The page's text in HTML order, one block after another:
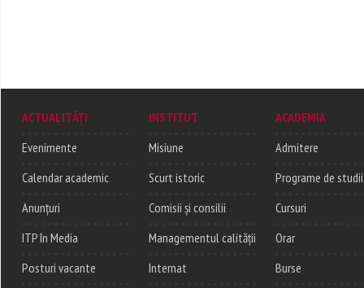
ACTUALITĂȚI
Evenimente
Calendar academic
Anunțuri
ITP în Media
Posturi vacante
INSTITUT
Misiune
Scurt istoric
Comisii și consilii
Managementul calității
Internat
ACADEMIA
Admitere
Programe de studii
Cursuri
Orar
Burse